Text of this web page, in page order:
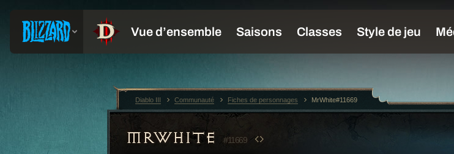
MRWHITE #11669
Diablo III Communauté Fiches de personnages MrWhite#11669